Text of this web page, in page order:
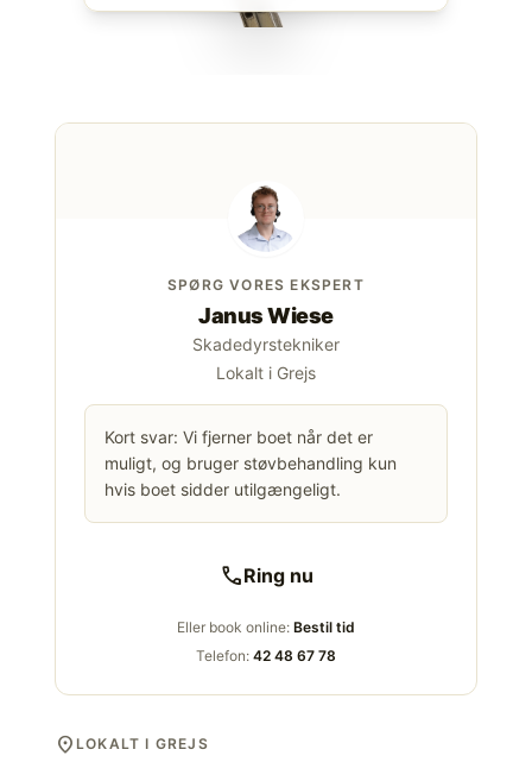
SPØRG VORES EKSPERT
Janus Wiese
Skadedyrstekniker
Lokalt i Grejs
Kort svar: Vi fjerner boet når det er
muligt, og bruger støvbehandling kun
hvis boet sidder utilgængeligt.
callRing nu
Eller book online: Bestil tid
Telefon: 42 48 67 78
location_on LOKALT I GREJS